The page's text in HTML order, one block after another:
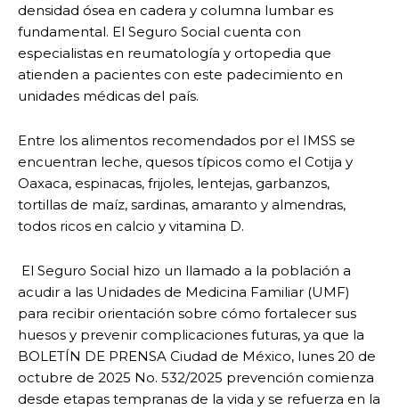
densidad ósea en cadera y columna lumbar es
fundamental. El Seguro Social cuenta con
especialistas en reumatología y ortopedia que
atienden a pacientes con este padecimiento en
unidades médicas del país.
Entre los alimentos recomendados por el IMSS se
encuentran leche, quesos típicos como el Cotija y
Oaxaca, espinacas, frijoles, lentejas, garbanzos,
tortillas de maíz, sardinas, amaranto y almendras,
todos ricos en calcio y vitamina D.
El Seguro Social hizo un llamado a la población a
acudir a las Unidades de Medicina Familiar (UMF)
para recibir orientación sobre cómo fortalecer sus
huesos y prevenir complicaciones futuras, ya que la
BOLETÍN DE PRENSA Ciudad de México, lunes 20 de
octubre de 2025 No. 532/2025 prevención comienza
desde etapas tempranas de la vida y se refuerza en la